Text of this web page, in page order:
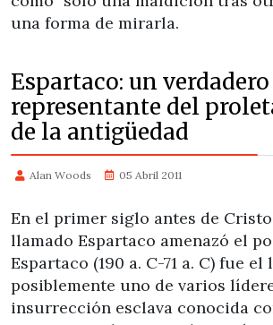
una forma de mirarla.
Espartaco: un verdadero
representante del
de la antigüedad
Alan Woods 05 Abril 2011
En el primer siglo antes de
llamado Espartaco amenazó el
Espartaco (190 a. C-71 a. C) fue el
posiblemente uno de varios
insurrección esclava conocida